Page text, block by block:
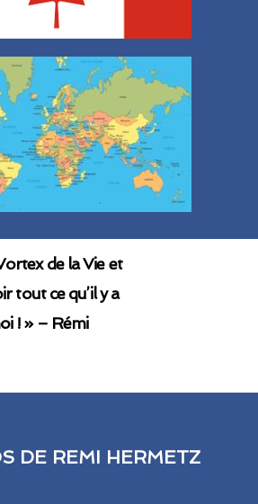
de la Vie et
tout ce qu’il y a
! » – Rémi
DE REMI HERMETZ